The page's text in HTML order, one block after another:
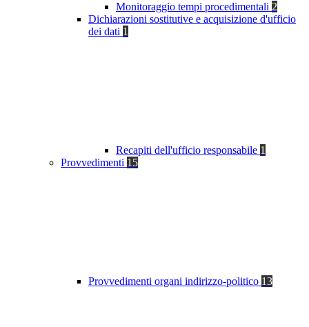
Monitoraggio tempi procedimentali 2
Dichiarazioni sostitutive e acquisizione d'ufficio
dei dati 1
Recapiti dell'ufficio responsabile 1
Provvedimenti 15
Provvedimenti organi indirizzo-politico 13